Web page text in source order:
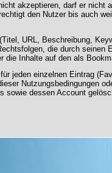
akzeptieren, darf er nicht
den Nutzer bis auch
URL, Beschreibung,
die durch
die Inhalte auf den als
jeden einzelnen Eintrag
Nutzungsbedingungen
sowie dessen Account